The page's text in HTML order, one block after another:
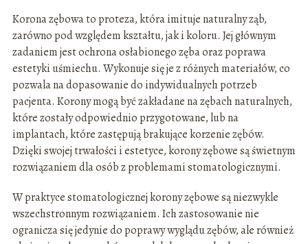
Korona zębowa to proteza, która imituje naturalny ząb,
zarówno pod względem kształtu, jak i koloru. Jej głównym
zadaniem jest ochrona osłabionego zęba oraz poprawa
estetyki uśmiechu. Wykonuje się je z różnych materiałów, co
pozwala na dopasowanie do indywidualnych potrzeb
pacjenta. Korony mogą być zakładane na zębach naturalnych,
które zostały odpowiednio przygotowane, lub na
implantach, które zastępują brakujące korzenie zębów.
Dzięki swojej trwałości i estetyce, korony zębowe są świetnym
rozwiązaniem dla osób z problemami stomatologicznymi.
W praktyce stomatologicznej korony zębowe są niezwykle
wszechstronnym rozwiązaniem. Ich zastosowanie nie
ogranicza się jedynie do poprawy wyglądu zębów, ale również